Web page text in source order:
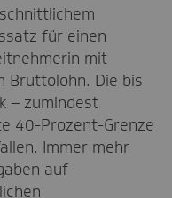
satz für einen
mit
Bruttolohn. Die bis
– zumindest
40-Prozent-Grenze
Immer mehr
auf